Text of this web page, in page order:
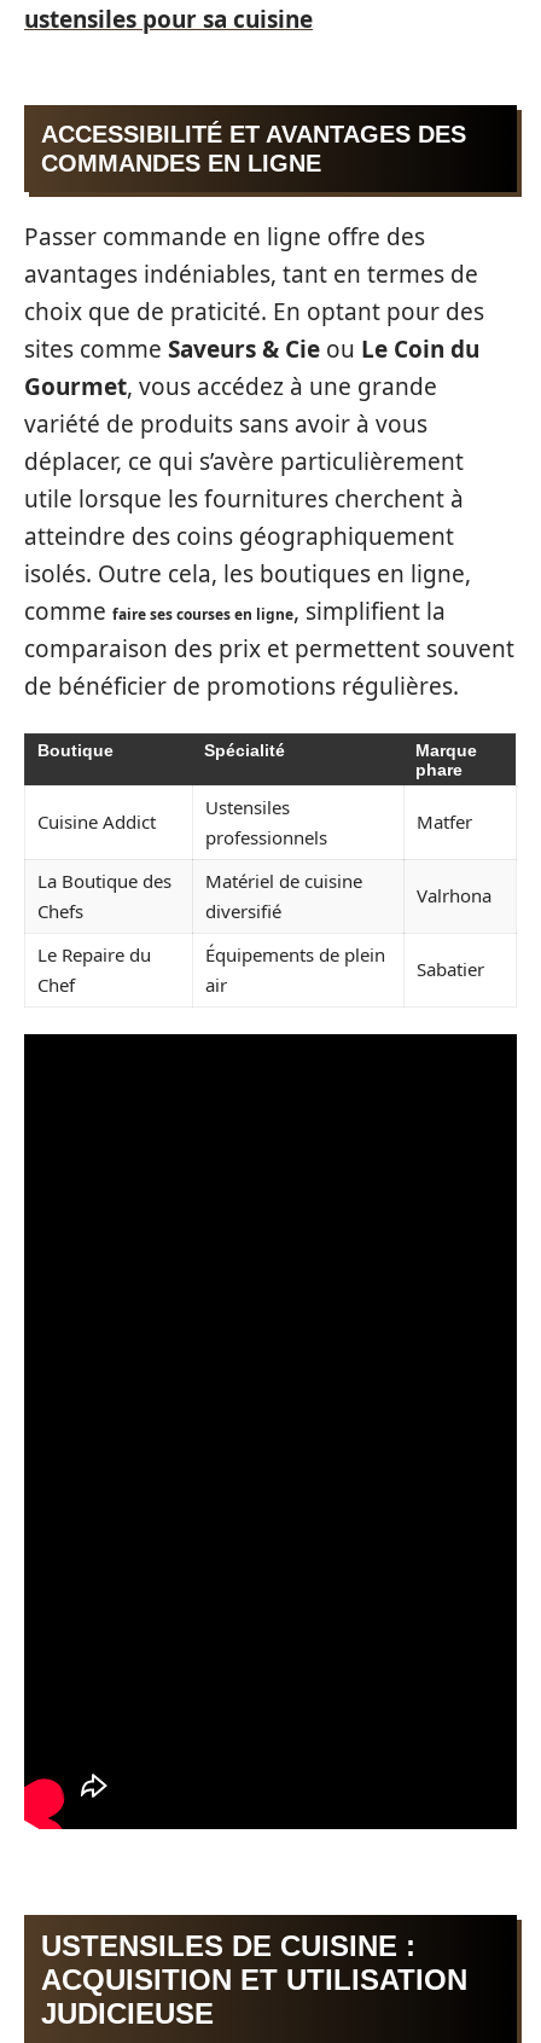
ustensiles pour sa cuisine
ACCESSIBILITÉ ET AVANTAGES DES
COMMANDES EN LIGNE
Passer commande en ligne offre des
avantages indéniables, tant en termes de
choix que de praticité. En optant pour des
sites comme Saveurs & Cie ou Le Coin du
Gourmet, vous accédez à une grande
variété de produits sans avoir à vous
déplacer, ce qui s’avère particulièrement
utile lorsque les fournitures cherchent à
atteindre des coins géographiquement
isolés. Outre cela, les boutiques en ligne,
comme faire ses courses en ligne, simplifient la
comparaison des prix et permettent souvent
de bénéficier de promotions régulières.
Boutique Spécialité
Marque
phare
Cuisine Addict
Ustensiles
professionnels
Matfer
La Boutique des
Chefs
Matériel de cuisine
diversifié
Valrhona
Le Repaire du
Chef
Équipements de plein
air
Sabatier
USTENSILES DE CUISINE :
ACQUISITION ET UTILISATION
JUDICIEUSE